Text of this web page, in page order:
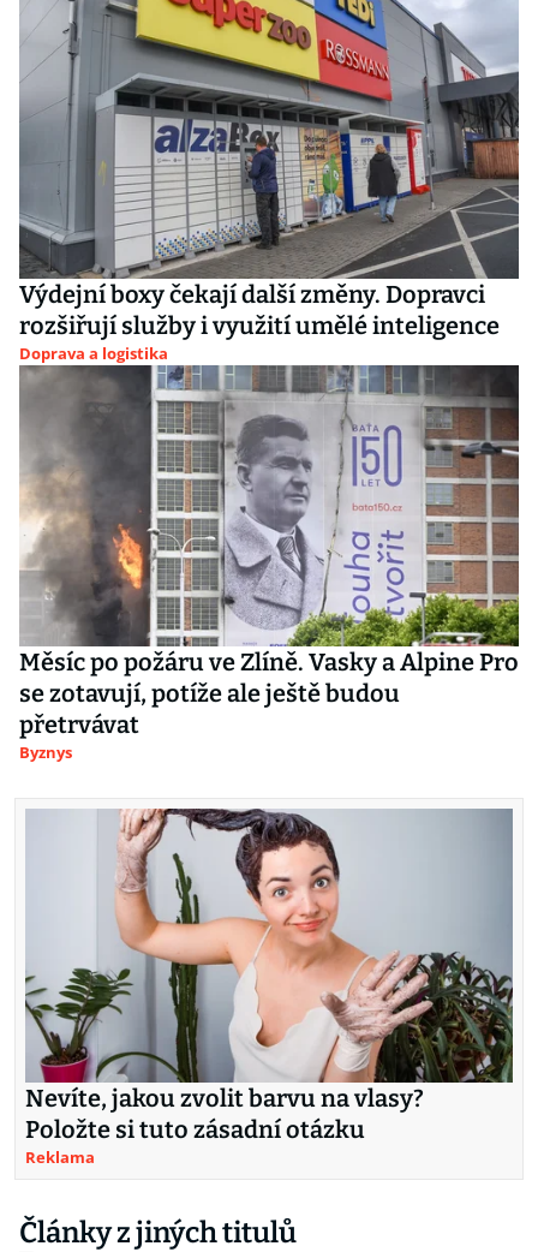
Výdejní boxy čekají další změny. Dopravci
rozšiřují služby i využití umělé inteligence
Doprava a logistika
Měsíc po požáru ve Zlíně. Vasky a Alpine Pro
se zotavují, potíže ale ještě budou
přetrvávat
Byznys
Nevíte, jakou zvolit barvu na vlasy?
Položte si tuto zásadní otázku
Reklama
Články z jiných titulů